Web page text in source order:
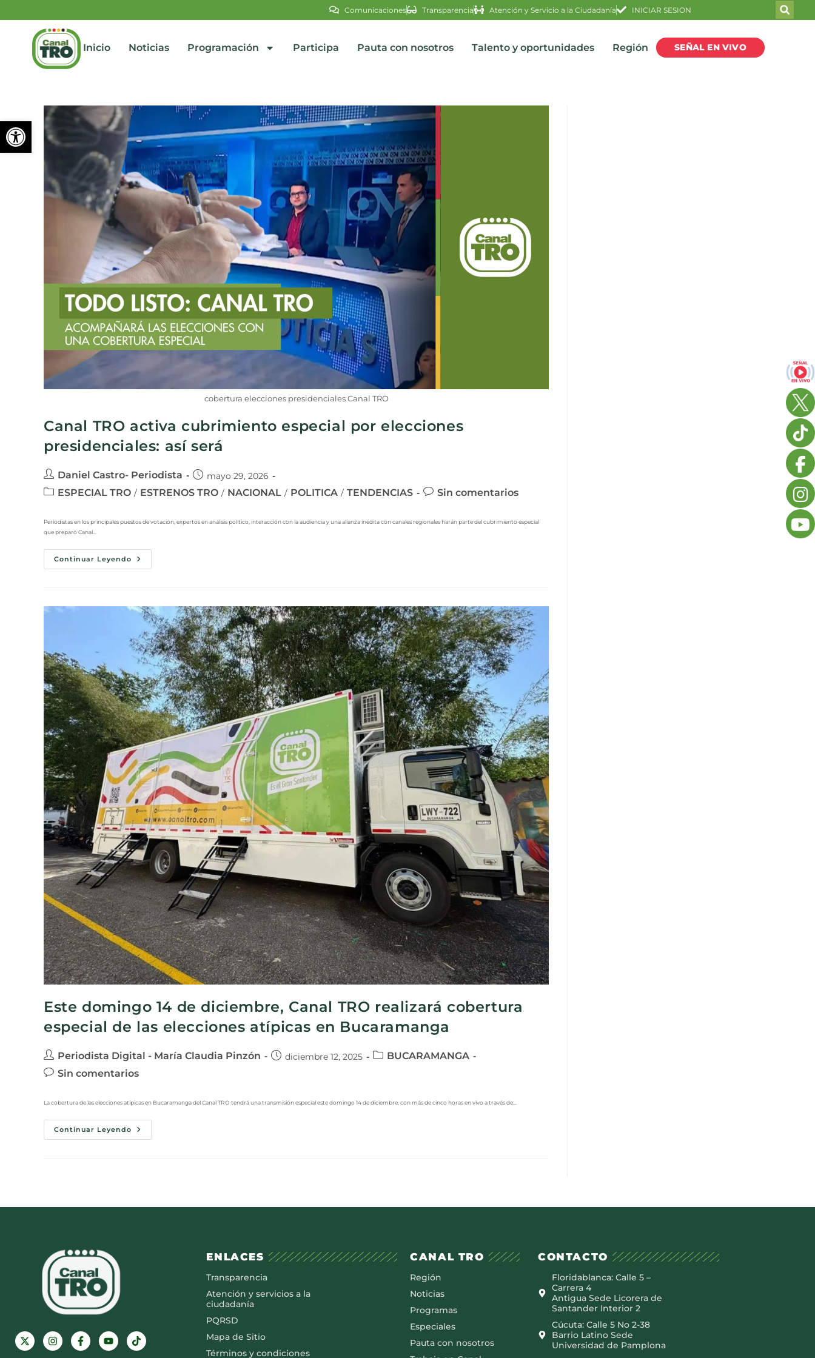
Abrir barra de herramientas
Comunicaciones Transparencia Atención y Servicio a la Ciudadanía INICIAR SESION
Inicio Noticias Programación Participa Pauta con nosotros Talento y oportunidades Región SEÑAL EN VIVO
cobertura elecciones presidenciales Canal TRO
Canal TRO activa cubrimiento especial por elecciones
presidenciales: así será
Daniel Castro- Periodista mayo 29, 2026
ESPECIAL TRO / ESTRENOS TRO / NACIONAL / POLITICA / TENDENCIAS Sin comentarios
Periodistas en los principales puestos de votación, expertos en análisis político, interacción con la audiencia y una alianza inédita con canales regionales harán parte del cubrimiento especial
que preparó Canal…
Continuar Leyendo
Este domingo 14 de diciembre, Canal TRO realizará cobertura
especial de las elecciones atípicas en Bucaramanga
Periodista Digital - María Claudia Pinzón diciembre 12, 2025
BUCARAMANGA
Sin comentarios
La cobertura de las elecciones atípicas en Bucaramanga del Canal TRO tendrá una transmisión especial este domingo 14 de diciembre, con más de cinco horas en vivo a través de…
Continuar Leyendo
ENLACES
Transparencia
Atención y servicios a la
ciudadanía
PQRSD
Mapa de Sitio
Términos y condiciones
CANAL TRO
Región
Noticias
Programas
Especiales
Pauta con nosotros
CONTACTO
Floridablanca: Calle 5 –
Carrera 4
Antigua Sede Licorera de
Santander Interior 2
Cúcuta: Calle 5 No 2-38
Barrio Latino Sede
Universidad de Pamplona